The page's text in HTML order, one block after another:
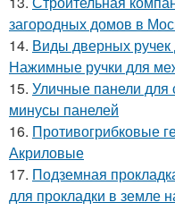
загородных домов в
14. Виды дверных
Нажимные ручки для
15. Уличные панели
минусы панелей
16. Противогрибковые
Акриловые
17. Подземная
для прокладки в земле